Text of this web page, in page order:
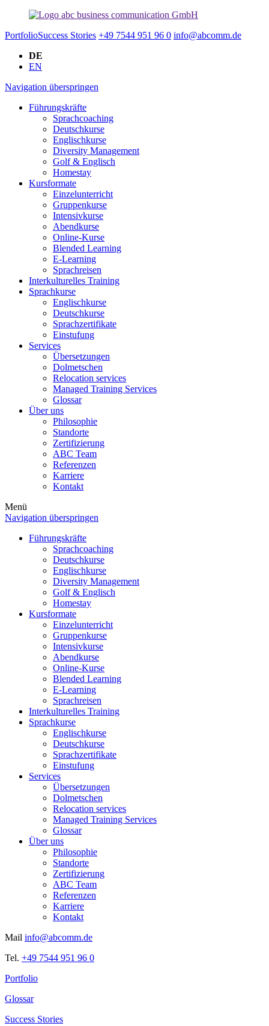
PortfolioSuccess Stories +49 7544 951 96 0 info@abcomm.de
DE
EN
Navigation überspringen
Führungskräfte
Sprachcoaching
Deutschkurse
Englischkurse
Diversity Management
Golf & Englisch
Homestay
Kursformate
Einzelunterricht
Gruppenkurse
Intensivkurse
Abendkurse
Online-Kurse
Blended Learning
E-Learning
Sprachreisen
Interkulturelles Training
Sprachkurse
Englischkurse
Deutschkurse
Sprachzertifikate
Einstufung
Services
Übersetzungen
Dolmetschen
Relocation services
Managed Training Services
Glossar
Über uns
Philosophie
Standorte
Zertifizierung
ABC Team
Referenzen
Karriere
Kontakt
Menü
Navigation überspringen
Führungskräfte
Sprachcoaching
Deutschkurse
Englischkurse
Diversity Management
Golf & Englisch
Homestay
Kursformate
Einzelunterricht
Gruppenkurse
Intensivkurse
Abendkurse
Online-Kurse
Blended Learning
E-Learning
Sprachreisen
Interkulturelles Training
Sprachkurse
Englischkurse
Deutschkurse
Sprachzertifikate
Einstufung
Services
Übersetzungen
Dolmetschen
Relocation services
Managed Training Services
Glossar
Über uns
Philosophie
Standorte
Zertifizierung
ABC Team
Referenzen
Karriere
Kontakt
Mail info@abcomm.de
Tel. +49 7544 951 96 0
Portfolio
Glossar
Success Stories